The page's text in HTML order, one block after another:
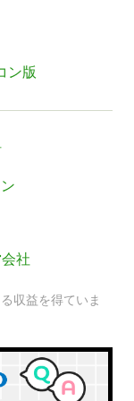
ン版
社
収益を得ていま